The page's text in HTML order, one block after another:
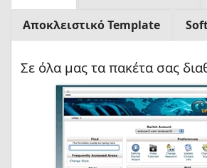
Αποκλειστικό Template
Σε όλα μας τα πακέτα σας